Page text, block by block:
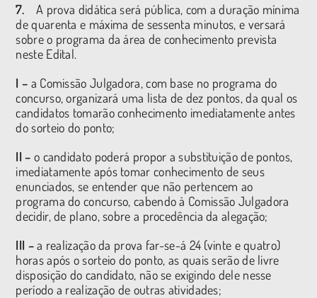
7.A prova didática será pública, com a duração mínima
de quarenta e máxima de sessenta minutos, e versará
sobre o programa da área de conhecimento prevista
neste Edital.
I – a Comissão Julgadora, com base no programa do
concurso, organizará uma lista de dez pontos, da qual os
candidatos tomarão conhecimento imediatamente antes
do sorteio do ponto;
II – o candidato poderá propor a substituição de pontos,
imediatamente após tomar conhecimento de seus
enunciados, se entender que não pertencem ao
programa do concurso, cabendo à Comissão Julgadora
decidir, de plano, sobre a procedência da alegação;
III –a realização da prova far-se-á 24 (vinte e quatro)
horas após o sorteio do ponto, as quais serão de livre
disposição do candidato, não se exigindo dele nesse
período a realização de outras atividades;